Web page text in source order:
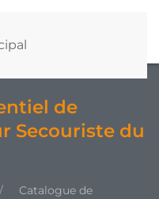
de
Secouriste du
Catalogue de